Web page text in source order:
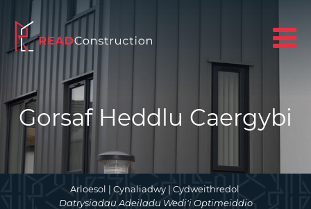
Gorsaf Heddlu Caergybi
Arloesol | Cynaliadwy | Cydweithredol
Datrysiadau Adeiladu Wedi'i Optimeiddio